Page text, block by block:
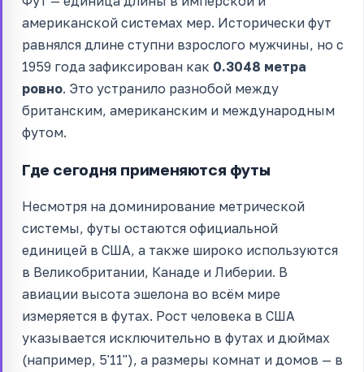
американской системах мер. Исторически фут
равнялся длине ступни взрослого мужчины, но с
1959 года зафиксирован как 0.3048 метра
ровно. Это устранило разнобой между
британским, американским и международным
футом.
Где сегодня применяются футы
Несмотря на доминирование метрической
системы, футы остаются официальной
единицей в США, а также широко используются
в Великобритании, Канаде и Либерии. В
авиации высота эшелона во всём мире
измеряется в футах. Рост человека в США
указывается исключительно в футах и дюймах
(например, 5'11"), а размеры комнат и домов — в